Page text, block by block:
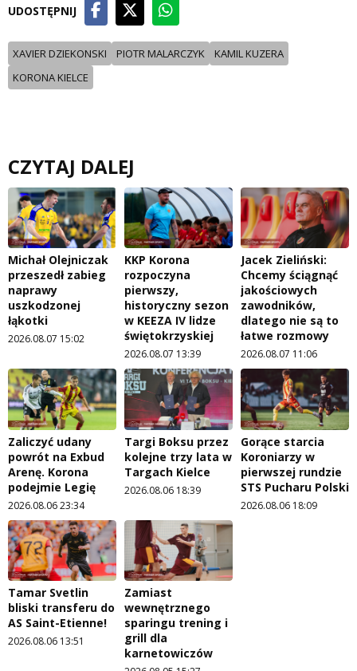
UDOSTĘPNIJ
XAVIER DZIEKONSKI PIOTR MALARCZYK
KAMIL KUZERA
KORONA KIELCE
CZYTAJ DALEJ
Michał Olejniczak
przeszedł zabieg
naprawy
uszkodzonej
łąkotki
2026.08.07 15:02
KKP Korona
rozpoczyna
pierwszy,
historyczny sezon
w KEEZA IV lidze
świętokrzyskiej
2026.08.07 13:39
Jacek Zieliński:
Chcemy ściągnąć
jakościowych
zawodników,
dlatego nie są to
łatwe rozmowy
2026.08.07 11:06
Zaliczyć udany
powrót na Exbud
Arenę. Korona
podejmie Legię
2026.08.06 23:34
Targi Boksu przez
kolejne trzy lata w
Targach Kielce
2026.08.06 18:39
Gorące starcia
Koroniarzy w
pierwszej rundzie
STS Pucharu Polski
2026.08.06 18:09
Tamar Svetlin
bliski transferu do
AS Saint-Etienne!
2026.08.06 13:51
Zamiast
wewnętrznego
sparingu trening i
grill dla
karnetowiczów